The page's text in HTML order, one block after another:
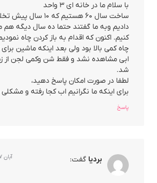
با سلام ما در خانه ای ۳ واحد
ساخت سال ۶۰ هستیم که ۱۰
دادیم وبه ما گفتند حتما ده سال دیگه
کنیم. اکنون که اقدام به باز کردن چاه
چاه کمی بالا بود ولی بعد اینکه ماشین
ابی مشاهده نشد و فقط شن وکمی لجن از
شد.
لطفا در صورت امکان پاسخ دهید،
برای اینکه ما نگرانیم اب کجا رفته و
پاسخ
بردیا گفت: آبان ۷, ۱۴۰۰ در ۲:۲۵ ب٫ظ